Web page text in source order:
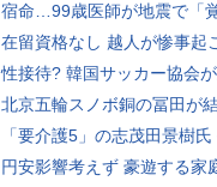
宿命…99歳医師が地震で「覚
在留資格なし 越人が惨事起
性接待? 韓国サッカー協会
北京五輪スノボ銅の冨田が
「要介護5」の志茂田景樹氏
円安影響考えず 豪遊する家